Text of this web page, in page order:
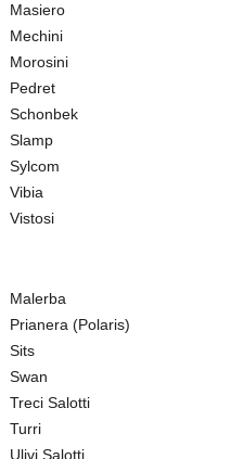
Masiero
Mechini
Morosini
Pedret
Schonbek
Slamp
Sylcom
Vibia
Vistosi
Malerba
Prianera (Polaris)
Sits
Swan
Treci Salotti
Turri
Ulivi Salotti